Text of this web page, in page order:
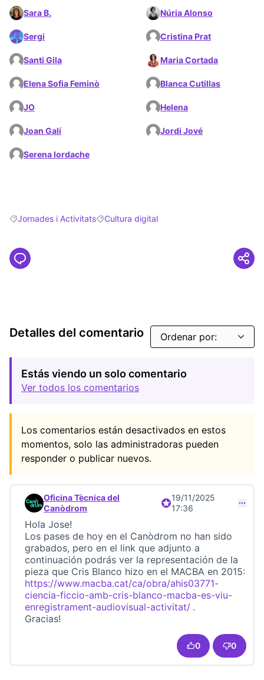
Sara B. Núria Alonso
Sergi Cristina Prat
Santi Gila Maria Cortada
Elena Sofia Feminò Blanca Cutillas
JO Helena
Joan Galí Jordi Jové
Serena Iordache
Resultados al filtrar por: Jornades i Activitats
Jornades i ActivitatsResultados al filtrar por: Cultura digital
Cultura digital
Detalles del comentario
Estás viendo un solo comentario
Ver todos los comentarios
Los comentarios están desactivados en estos
momentos, solo las administradoras pueden
responder o publicar nuevos.
Comentario 23694 (responder al comentario 23693)
Oficina Tècnica del
Canòdrom
Participante oficial
19/11/2025
17:36
Hola Jose!
Los pases de hoy en el Canòdrom no han sido
grabados, pero en el link que adjunto a
continuación podrás ver la representación de la
pieza que Cris Blanco hizo en el MACBA en 2015:
https://www.macba.cat/ca/obra/ahis03771-
ciencia-ficcio-amb-cris-blanco-macba-es-viu-
enregistrament-audiovisual-activitat/ .
Gracias!
0 0